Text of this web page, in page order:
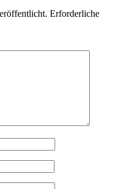
Erforderliche